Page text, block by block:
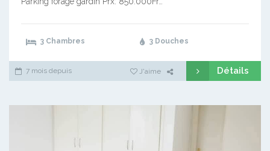
3 Chambres 3 Douches
7 mois depuis J'aime Détails